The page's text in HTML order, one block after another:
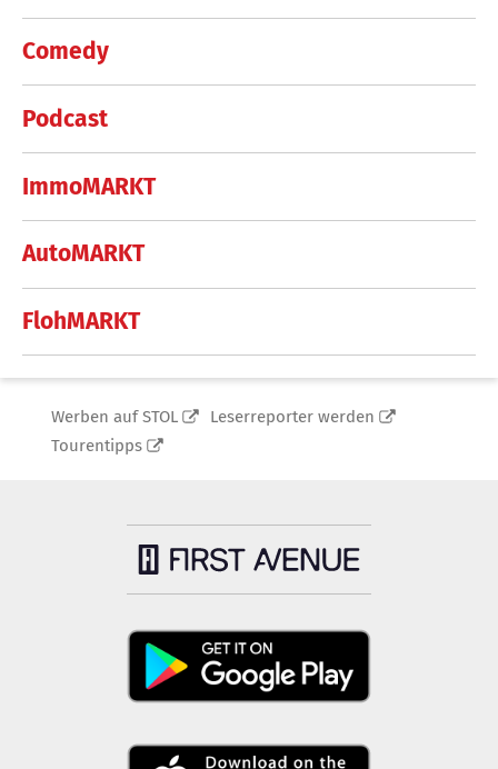
Comedy
Podcast
ImmoMARKT
AutoMARKT
FlohMARKT
Werben auf STOL
Leserreporter werden
Tourentipps